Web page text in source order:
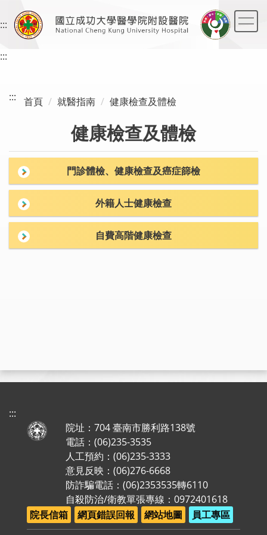
到
要
區
:::
:::
::: 首頁 就醫指南 健康檢查及體檢
健康檢查及體檢
門診體檢、健康檢查及癌症篩檢
外籍人士健康檢查
自費高階健康檢查
:::
院址：704 臺南市勝利路138號
電話：(06)235-3535
人工預約：(06)235-3333
意見反映：(06)276-6668
防詐騙電話：(06)2353535轉6110
自殺防治/衛教單張專線：0972401618
院長信箱
網頁錯誤回報 網站地圖
員工專區